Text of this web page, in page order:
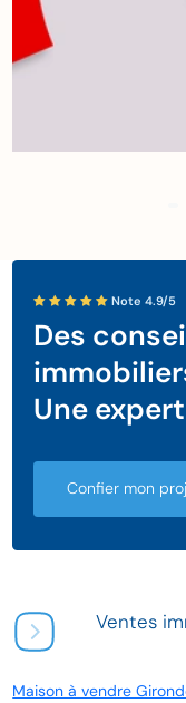
Note 4.9/5
Des
Une
Confier mon
Ventes
Maison à vendre